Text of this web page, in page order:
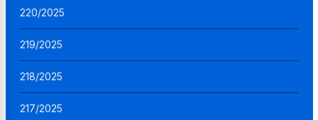
220/2025
219/2025
218/2025
217/2025